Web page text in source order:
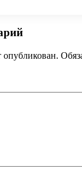
опубликован.